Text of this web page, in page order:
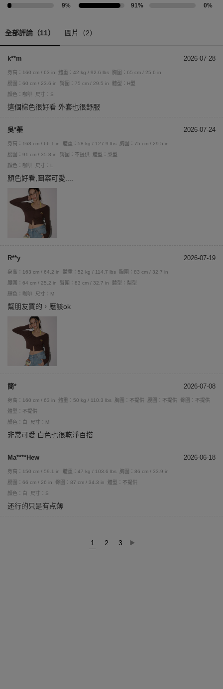
9% 91% 0%
全部評論（11） 圖片（2）
k**m 2026-07-28
身高：160 cm / 63 in 體重：42 kg / 92.6 lbs
胸圍：65 cm / 25.6 in
腰圍：60 cm / 23.6 in
臀圍：75 cm / 29.5 in
體型：H型
顏色：咖啡
尺寸：S
這個棕色很好看 外套也很舒服
吳*蓁 2026-07-24
身高：168 cm / 66.1 in 體重：58 kg / 127.9 lbs
胸圍：75 cm / 29.5 in
腰圍：91 cm / 35.8 in
臀圍：不提供
體型：梨型
顏色：咖啡
尺寸：L
顏色好看,圖案可愛....
R**y 2026-07-19
身高：163 cm / 64.2 in 體重：52 kg / 114.7 lbs
胸圍：83 cm / 32.7 in
腰圍：64 cm / 25.2 in
臀圍：83 cm / 32.7 in
體型：梨型
顏色：咖啡
尺寸：M
幫朋友買的，應該ok
簡* 2026-07-08
身高：160 cm / 63 in 體重：50 kg / 110.3 lbs 胸圍：不提供 腰圍：不提供
臀圍：不提供
體型：不提供
顏色：白
尺寸：M
非常可愛 白色也很乾淨百搭
Ma****Hew 2026-06-18
身高：150 cm / 59.1 in 體重：47 kg / 103.6 lbs
胸圍：86 cm / 33.9 in
腰圍：66 cm / 26 in
臀圍：87 cm / 34.3 in
體型：不提供
顏色：白
尺寸：S
还行的只是有点薄
1 2 3